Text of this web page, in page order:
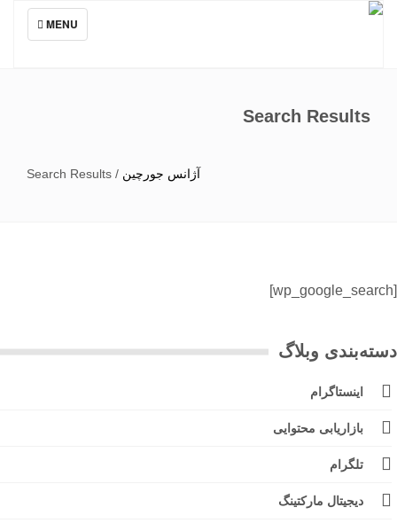
TOGGLE
NAVIGATION
MENU
Search Results
آژانس جورچین/
Search Results
وبلاگ
اینستاگرام
بازاریابی محتوایی
تلگرام
دیجیتال مارکتینگ